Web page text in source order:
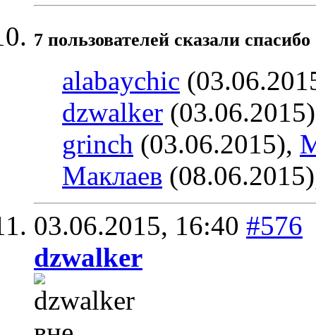
7 пользователей сказали
alabaychic
dzwalker
grinch (03.06.2015),
Маклаев
03.06.2015, 16:40 #576
dzwalker